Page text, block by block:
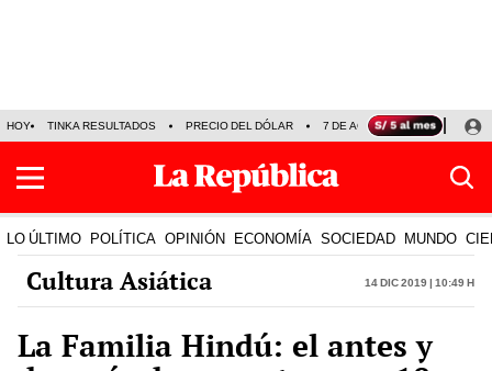
HOY TINKA RESULTADOS PRECIO DEL DÓLAR 7 DE AGOSTO OLLANTA
LO ÚLTIMO POLÍTICA OPINIÓN ECONOMÍA SOCIEDAD MUNDO
Cultura Asiática 14 Dic 2019 | 10:49 h
La Familia Hindú: el antes y